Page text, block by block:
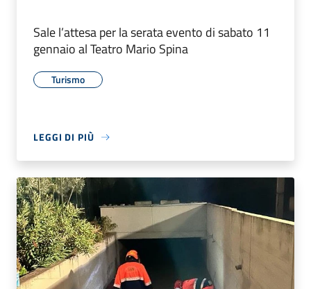
Sale l’attesa per la serata evento di sabato 11
gennaio al Teatro Mario Spina
Turismo
LEGGI DI PIÙ